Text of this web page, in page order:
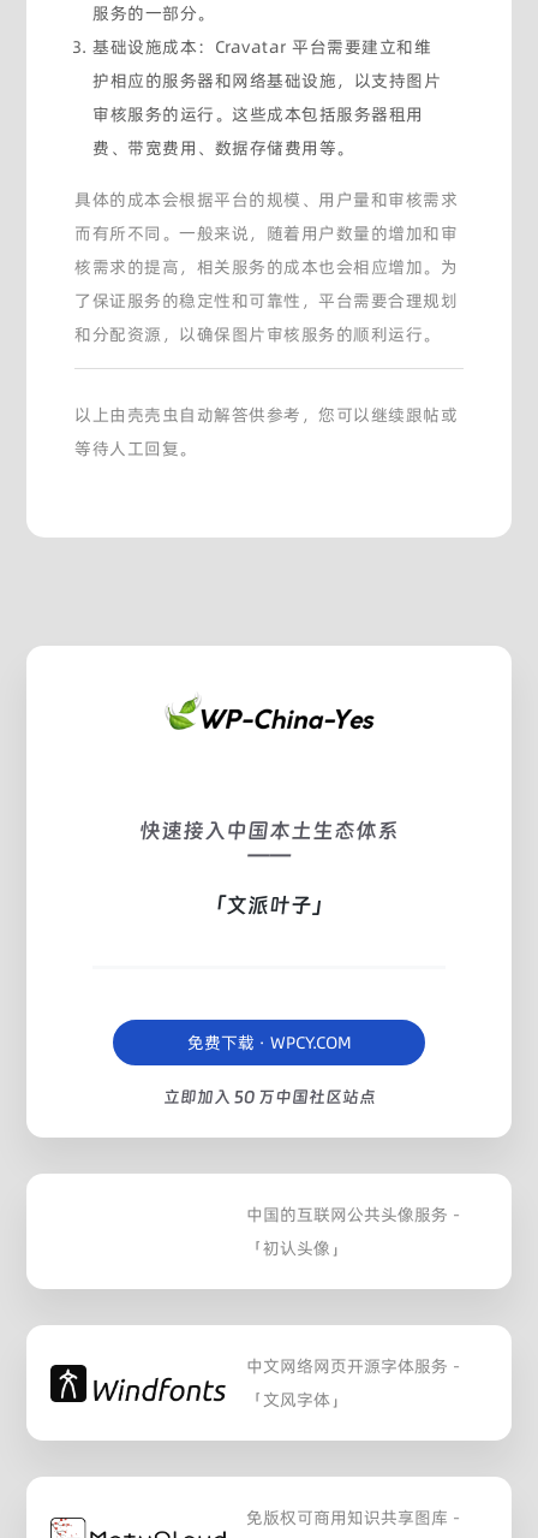
服务的一部分。
基础设施成本：Cravatar 平台需要建立和维
护相应的服务器和网络基础设施，以支持图片
审核服务的运行。这些成本包括服务器租用
费、带宽费用、数据存储费用等。
具体的成本会根据平台的规模、用户量和审核需求
而有所不同。一般来说，随着用户数量的增加和审
核需求的提高，相关服务的成本也会相应增加。为
了保证服务的稳定性和可靠性，平台需要合理规划
和分配资源，以确保图片审核服务的顺利运行。
以上由壳壳虫自动解答供参考，您可以继续跟帖或
等待人工回复。
快速接入中国本土生态体系
——
「文派叶子」
免费下载 · WPCY.COM
立即加入 50 万中国社区站点
中国的互联网公共头像服务 -
「初认头像」
中文网络网页开源字体服务 -
「文风字体」
免版权可商用知识共享图库 -